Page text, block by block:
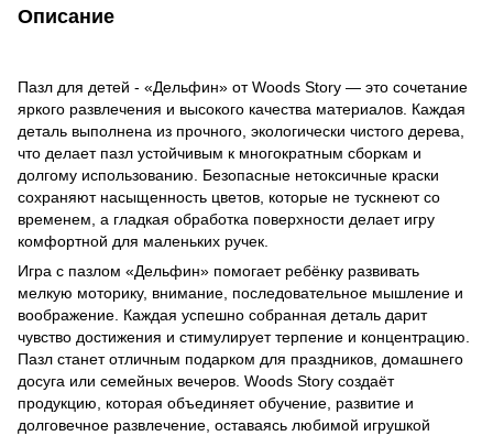
Описание
Пазл для детей - «Дельфин» от Woods Story — это сочетание
яркого развлечения и высокого качества материалов. Каждая
деталь выполнена из прочного, экологически чистого дерева,
что делает пазл устойчивым к многократным сборкам и
долгому использованию. Безопасные нетоксичные краски
сохраняют насыщенность цветов, которые не тускнеют со
временем, а гладкая обработка поверхности делает игру
комфортной для маленьких ручек.
Игра с пазлом «Дельфин» помогает ребёнку развивать
мелкую моторику, внимание, последовательное мышление и
воображение. Каждая успешно собранная деталь дарит
чувство достижения и стимулирует терпение и концентрацию.
Пазл станет отличным подарком для праздников, домашнего
досуга или семейных вечеров. Woods Story создаёт
продукцию, которая объединяет обучение, развитие и
долговечное развлечение, оставаясь любимой игрушкой